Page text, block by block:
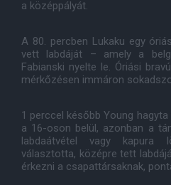
a középpályát.
A 80. percben Lukaku egy
vett labdáját – amely a
Fabianski nyelte le. Óriási
mérkőzésen immáron
1 perccel később Young
a 16-oson belül, azonban a
labdaátvétel vagy
választotta, középre tett
érkezni a csapattársaknak,